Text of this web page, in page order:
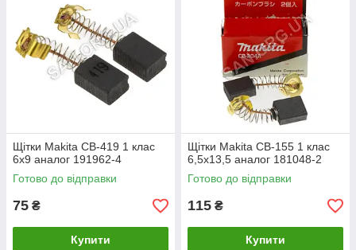
Щітки Makita CB-419 1 клас
6х9 аналог 191962-4
Готово до відправки
75 ₴
Купити
Щітки Makita CB-155 1 клас
6,5х13,5 аналог 181048-2
Готово до відправки
115 ₴
Купити